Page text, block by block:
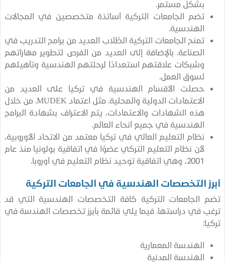
بشكل مستمر.
تضم الجامعات التركية أساتذة متخصصين في المجالات
الهندسية.
تمنح الجامعات التركية الطُلاب العديد من برامج التدريب في
الصناعة. بالإضافة إلى العديد من الفرص لتطوير مهاراتهم
وشبكات علاقتهم استعدادًا لرحلتهم الهندسية وتأهيلهم
لسوق العمل.
حصلت الأقسام الهندسية في تركيا على العديد من
الاعتمادات الدولية والمحلية. مثل اعتماد MUDEK. من خلال
هذه الشهادات والاعتمادات، يتم الاعتراف بشهادة البرامج
الهندسية في جميع أنحاء العالم.
نظام التعليم العالي في تركيا معتمد من الاتحاد الأوروبية،
لأن نظام التعليم التركي عضوًا في اتفاقية بولونيا منذ عام
التخصصات الهندسية في الجامعات التركية
الجامعات التركية كافة التخصصات الهندسية التي قد
في دراستها. فيما يلي قائمة بأبرز تخصصات الهندسة في
الهندسة المعمارية
الهندسة المدنية